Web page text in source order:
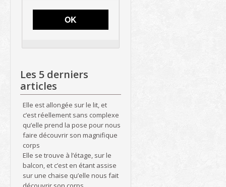
OK
Les 5 derniers
articles
Elle est allongée sur le lit, et
c’est réellement sans complexe
qu’elle prend la pose pour nous
faire découvrir son magnifique
corps
Elle se trouve à l’étage, sur le
balcon, et c’est en étant assise
sur une chaise qu’elle nous fait